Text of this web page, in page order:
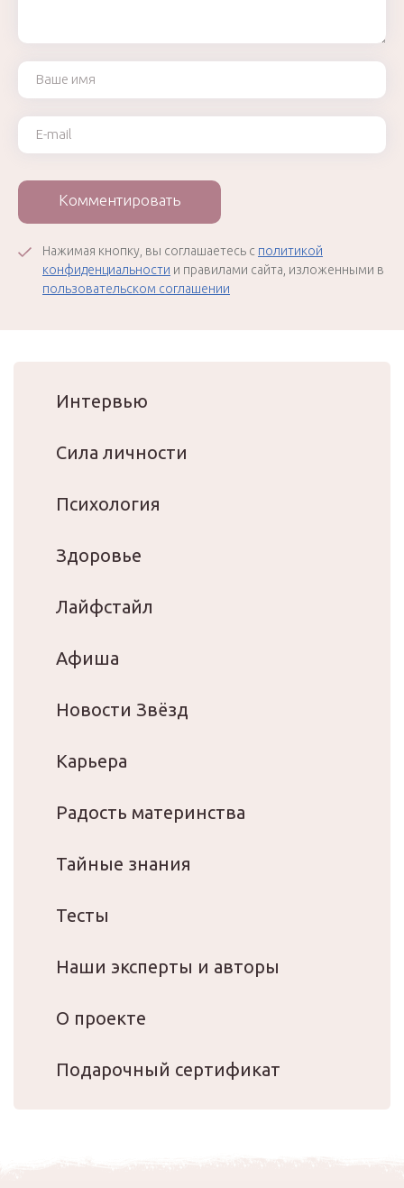
Ваше имя
Ваш e-mail
Комментировать
Нажимая кнопку, вы соглашаетесь с политикой
конфиденциальности и правилами сайта, изложенными в
пользовательском соглашении
Интервью
Сила личности
Психология
Здоровье
Лайфстайл
Афиша
Новости Звёзд
Карьера
Радость материнства
Тайные знания
Тесты
Наши эксперты и авторы
О проекте
Подарочный сертификат